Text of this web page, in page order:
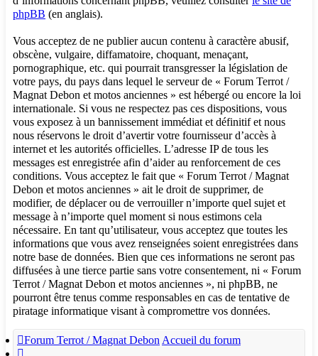
phpBB (en anglais).
Vous acceptez de ne publier aucun contenu à caractère abusif,
obscène, vulgaire, diffamatoire, choquant, menaçant,
pornographique, etc. qui pourrait transgresser la législation de
votre pays, du pays dans lequel le serveur de « Forum Terrot /
Magnat Debon et motos anciennes » est hébergé ou encore la loi
internationale. Si vous ne respectez pas ces dispositions, vous
vous exposez à un bannissement immédiat et définitif et nous
nous réservons le droit d’avertir votre fournisseur d’accès à
internet et les autorités officielles. L’adresse IP de tous les
messages est enregistrée afin d’aider au renforcement de ces
conditions. Vous acceptez le fait que « Forum Terrot / Magnat
Debon et motos anciennes » ait le droit de supprimer, de
modifier, de déplacer ou de verrouiller n’importe quel sujet et
message à n’importe quel moment si nous estimons cela
nécessaire. En tant qu’utilisateur, vous acceptez que toutes les
informations que vous avez renseignées soient enregistrées dans
notre base de données. Bien que ces informations ne seront pas
diffusées à une tierce partie sans votre consentement, ni « Forum
Terrot / Magnat Debon et motos anciennes », ni phpBB, ne
pourront être tenus comme responsables en cas de tentative de
piratage informatique visant à compromettre vos données.
Forum Terrot / Magnat Debon Accueil du forum